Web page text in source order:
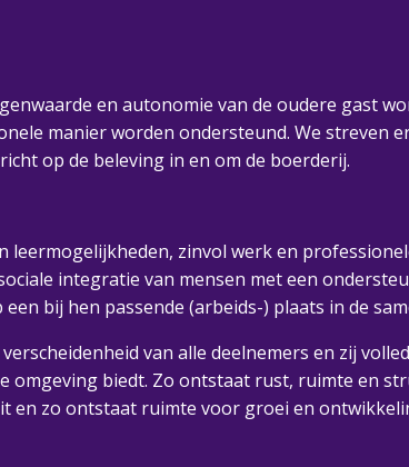
en autonomie van de oudere gast
manier worden ondersteund. We streven
op de beleving in en om de boerderij.
leermogelijkheden, zinvol werk en
integratie van mensen met een
bij hen passende (arbeids-) plaats in de
van alle deelnemers en zij
omgeving biedt. Zo ontstaat rust, ruimte en
en zo ontstaat ruimte voor groei en